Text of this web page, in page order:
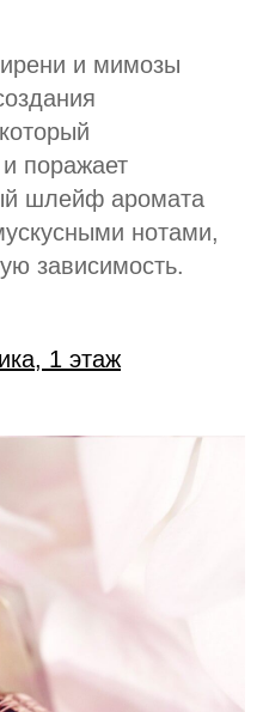
и мимозы
поражает
шлейф аромата
нотами,
зависимость.
1 этаж